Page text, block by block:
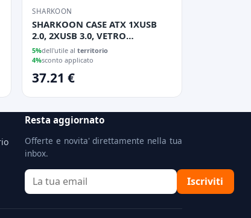
SHARKOON
SHARKOON CASE ATX 1XUSB
2.0, 2XUSB 3.0, VETRO
TEMPERATO, 1X 120MM FAN
FRONT, 7 SLOT ESPANSIONE,
FRONTALE ILLUMINATO
5%dell'utile alterritorio
4%sconto applicato
37.21 €
Resta aggiornato
Offerte e novita' direttamente nella tua
inbox.
Iscriviti